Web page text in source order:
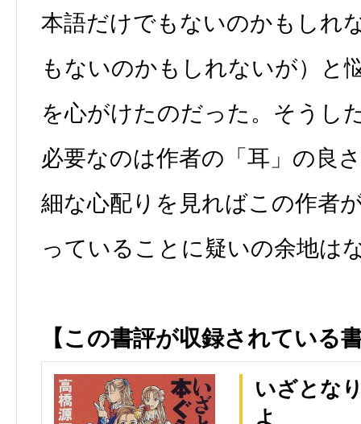
本語だけでもないのかもしれ
もないのかもしれないが）と
を心がけたのだった。そうし
必要なのは作者の「耳」の良
細な心配りを見ればこの作者
っていることに疑いの余地は
【この書評が収録されている
いざとな
よ